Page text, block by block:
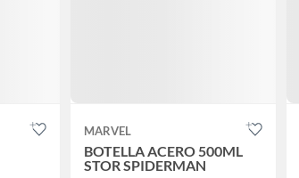
MARVEL
BOTELLA ACERO 500ML
STOR SPIDERMAN